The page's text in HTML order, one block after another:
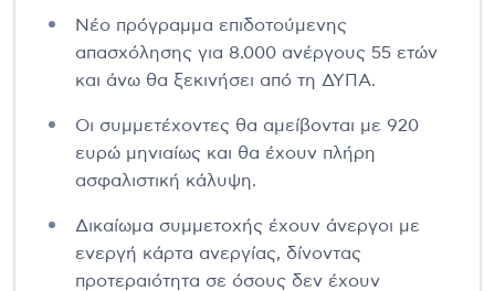
Νέο πρόγραμμα επιδοτούμενης
απασχόλησης για 8.000 ανέργους 55 ετών
και άνω θα ξεκινήσει από τη ΔΥΠΑ.
Οι συμμετέχοντες θα αμείβονται με 920
ευρώ μηνιαίως και θα έχουν πλήρη
ασφαλιστική κάλυψη.
Δικαίωμα συμμετοχής έχουν άνεργοι με
ενεργή κάρτα ανεργίας, δίνοντας
προτεραιότητα σε όσους δεν έχουν